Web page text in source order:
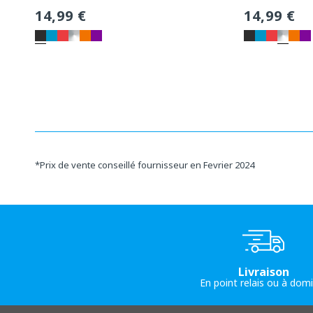
Prix
habituel
14,99 €
Prix
habituel
14,99 €
*Prix de vente conseillé fournisseur en Fevrier 2024
Livraison
En point relais ou à